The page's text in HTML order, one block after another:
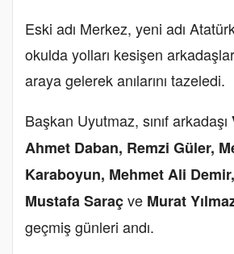
Eski adı Merkez, yeni adı
okulda yolları kesişen
araya gelerek anılarını tazeledi.
Başkan Uyutmaz, sınıf arkadaşı
Ahmet Daban, Remzi Güler,
Karaboyun, Mehmet Ali
Mustafa Saraçve Murat
geçmiş günleri andı.